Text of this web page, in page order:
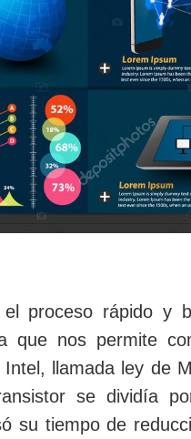
el proceso rápido y
que nos permite
llamada ley de
se dividía
su tiempo de